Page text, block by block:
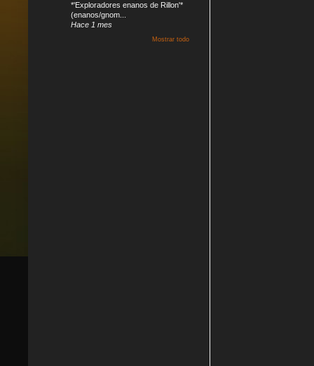
*'Exploradores enanos de Rillon'*
(enanos/gnom...
Hace 1 mes
Mostrar todo